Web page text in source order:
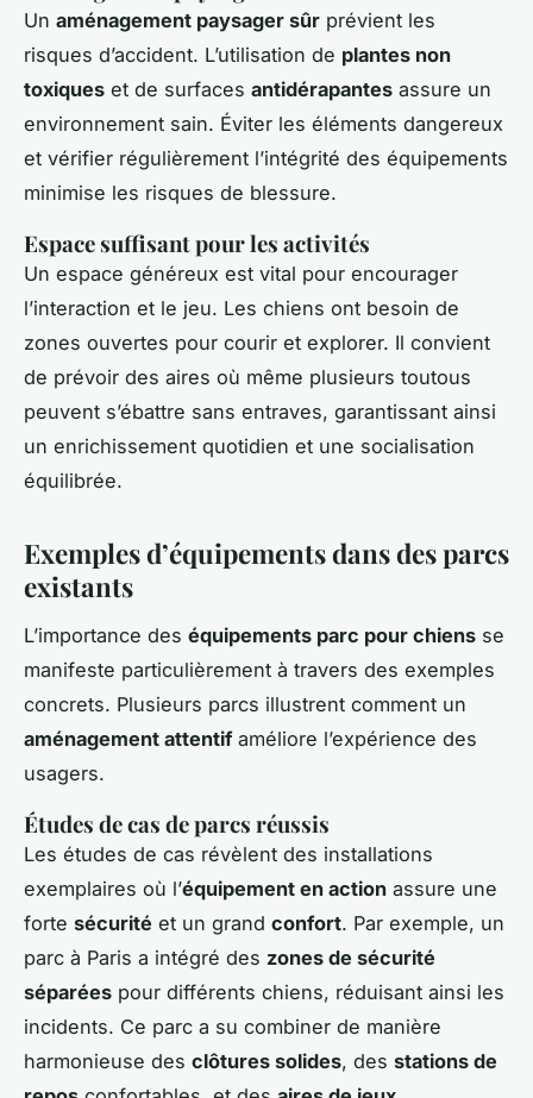
Un aménagement paysager sûr prévient les
risques d’accident. L’utilisation de plantes non
toxiques et de surfaces antidérapantes assure un
environnement sain. Éviter les éléments dangereux
et vérifier régulièrement l’intégrité des équipements
minimise les risques de blessure.
Espace suffisant pour les activités
Un espace généreux est vital pour encourager
l’interaction et le jeu. Les chiens ont besoin de
zones ouvertes pour courir et explorer. Il convient
de prévoir des aires où même plusieurs toutous
peuvent s’ébattre sans entraves, garantissant ainsi
un enrichissement quotidien et une socialisation
équilibrée.
Exemples d’équipements dans des parcs
existants
L’importance des équipements parc pour chiens se
manifeste particulièrement à travers des exemples
concrets. Plusieurs parcs illustrent comment un
aménagement attentifaméliore l’expérience des
usagers.
Études de cas de parcs réussis
Les études de cas révèlent des installations
exemplaires où l’équipement en action assure une
forte sécurité et un grand confort. Par exemple, un
parc à Paris a intégré des zones de sécurité
séparées pour différents chiens, réduisant ainsi les
incidents. Ce parc a su combiner de manière
harmonieuse des clôtures solides, des stations de